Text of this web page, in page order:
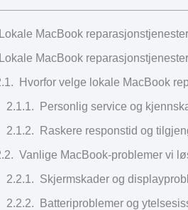
Lokale MacBook
Lokale MacBook
Hvorfor velge lokale MacBook
Personlig service og
Raskere responstid og
Vanlige MacBook-problemer vi
Skjermskader og
Batteriproblemer og